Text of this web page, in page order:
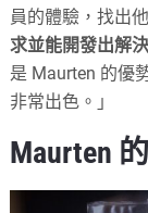
員的體驗，找出
求並能開發出解
是 Maurten 的優
非常出色。」
Maurten 的